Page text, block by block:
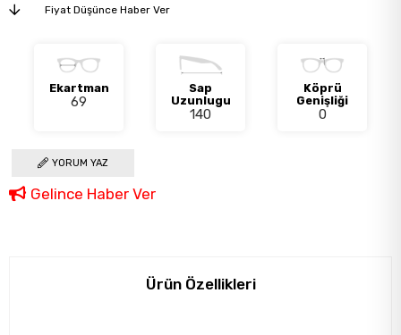
Fiyat Düşünce Haber Ver
Ekartman
69
Sap
Uzunlugu
140
Köprü
Genişliği
0
YORUM YAZ
Gelince Haber Ver
Ürün Özellikleri